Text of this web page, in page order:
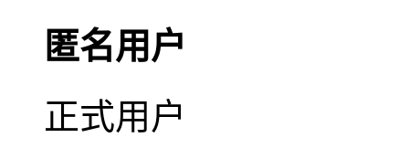
匿名用户
正式用户